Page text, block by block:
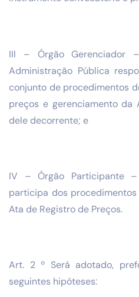
III – Órgão Gerenciador
Administração Pública
conjunto de procedimentos
preços e gerenciamento da
dele decorrente; e
IV – Órgão Participante
participa dos
Ata de Registro de Preços.
Art. 2 º Será adotado,
seguintes hipóteses: